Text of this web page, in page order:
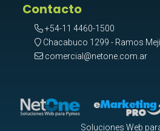
Contacto
+54-11 4460-1500
Chacabuco 1299 - Ramos
comercial@netone.com.ar
Soluciones Web